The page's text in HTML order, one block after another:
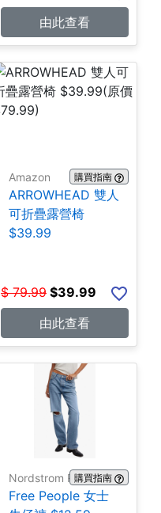
由此查看
Amazon 購買指南
ARROWHEAD 雙人
可折疊露營椅
$39.99
$ 79.99 $39.99
由此查看
Nordstrom Rack購買指南
Free People 女士